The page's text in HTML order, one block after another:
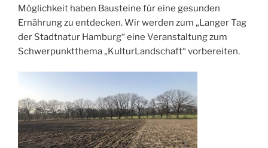
Möglichkeit haben Bausteine für eine gesunden
Ernährung zu entdecken. Wir werden zum „Langer Tag
der Stadtnatur Hamburg“ eine Veranstaltung zum
Schwerpunktthema „KulturLandschaft“ vorbereiten.